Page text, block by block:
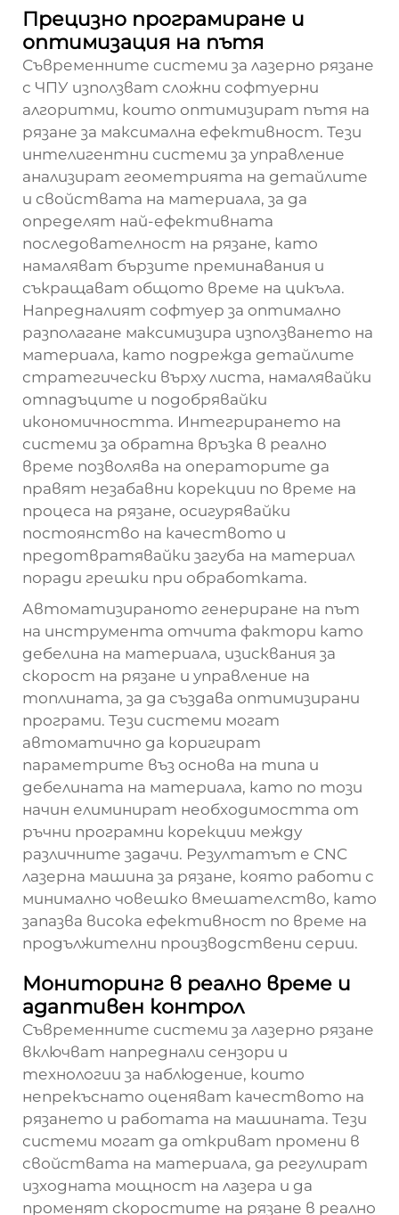
Прецизно програмиране и
оптимизация на пътя
Съвременните системи за лазерно рязане
с ЧПУ използват сложни софтуерни
алгоритми, които оптимизират пътя на
рязане за максимална ефективност. Тези
интелигентни системи за управление
анализират геометрията на детайлите
и свойствата на материала, за да
определят най-ефективната
последователност на рязане, като
намаляват бързите преминавания и
съкращават общото време на цикъла.
Напредналият софтуер за оптимално
разполагане максимизира използването на
материала, като подрежда детайлите
стратегически върху листа, намалявайки
отпадъците и подобрявайки
икономичността. Интегрирането на
системи за обратна връзка в реално
време позволява на операторите да
правят незабавни корекции по време на
процеса на рязане, осигурявайки
постоянство на качеството и
предотвратявайки загуба на материал
поради грешки при обработката.
Автоматизираното генериране на път
на инструмента отчита фактори като
дебелина на материала, изисквания за
скорост на рязане и управление на
топлината, за да създава оптимизирани
програми. Тези системи могат
автоматично да коригират
параметрите въз основа на типа и
дебелината на материала, като по този
начин елиминират необходимостта от
ръчни програмни корекции между
различните задачи. Резултатът е CNC
лазерна машина за рязане, която работи с
минимално човешко вмешателство, като
запазва висока ефективност по време на
продължителни производствени серии.
Мониторинг в реално време и
адаптивен контрол
Съвременните системи за лазерно рязане
включват напреднали сензори и
технологии за наблюдение, които
непрекъснато оценяват качеството на
рязането и работата на машината. Тези
системи могат да откриват промени в
свойствата на материала, да регулират
изходната мощност на лазера и да
променят скоростите на рязане в реално